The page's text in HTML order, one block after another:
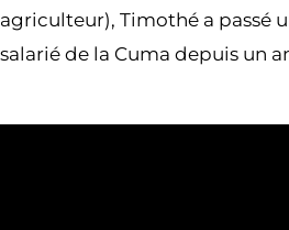
agriculteur), Timothé a passé
salarié de la Cuma depuis un